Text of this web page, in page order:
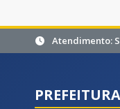
Atendimento:
PREFEITURA